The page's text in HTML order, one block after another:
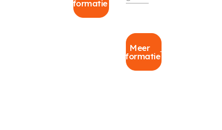
informatie
Meer
informatie